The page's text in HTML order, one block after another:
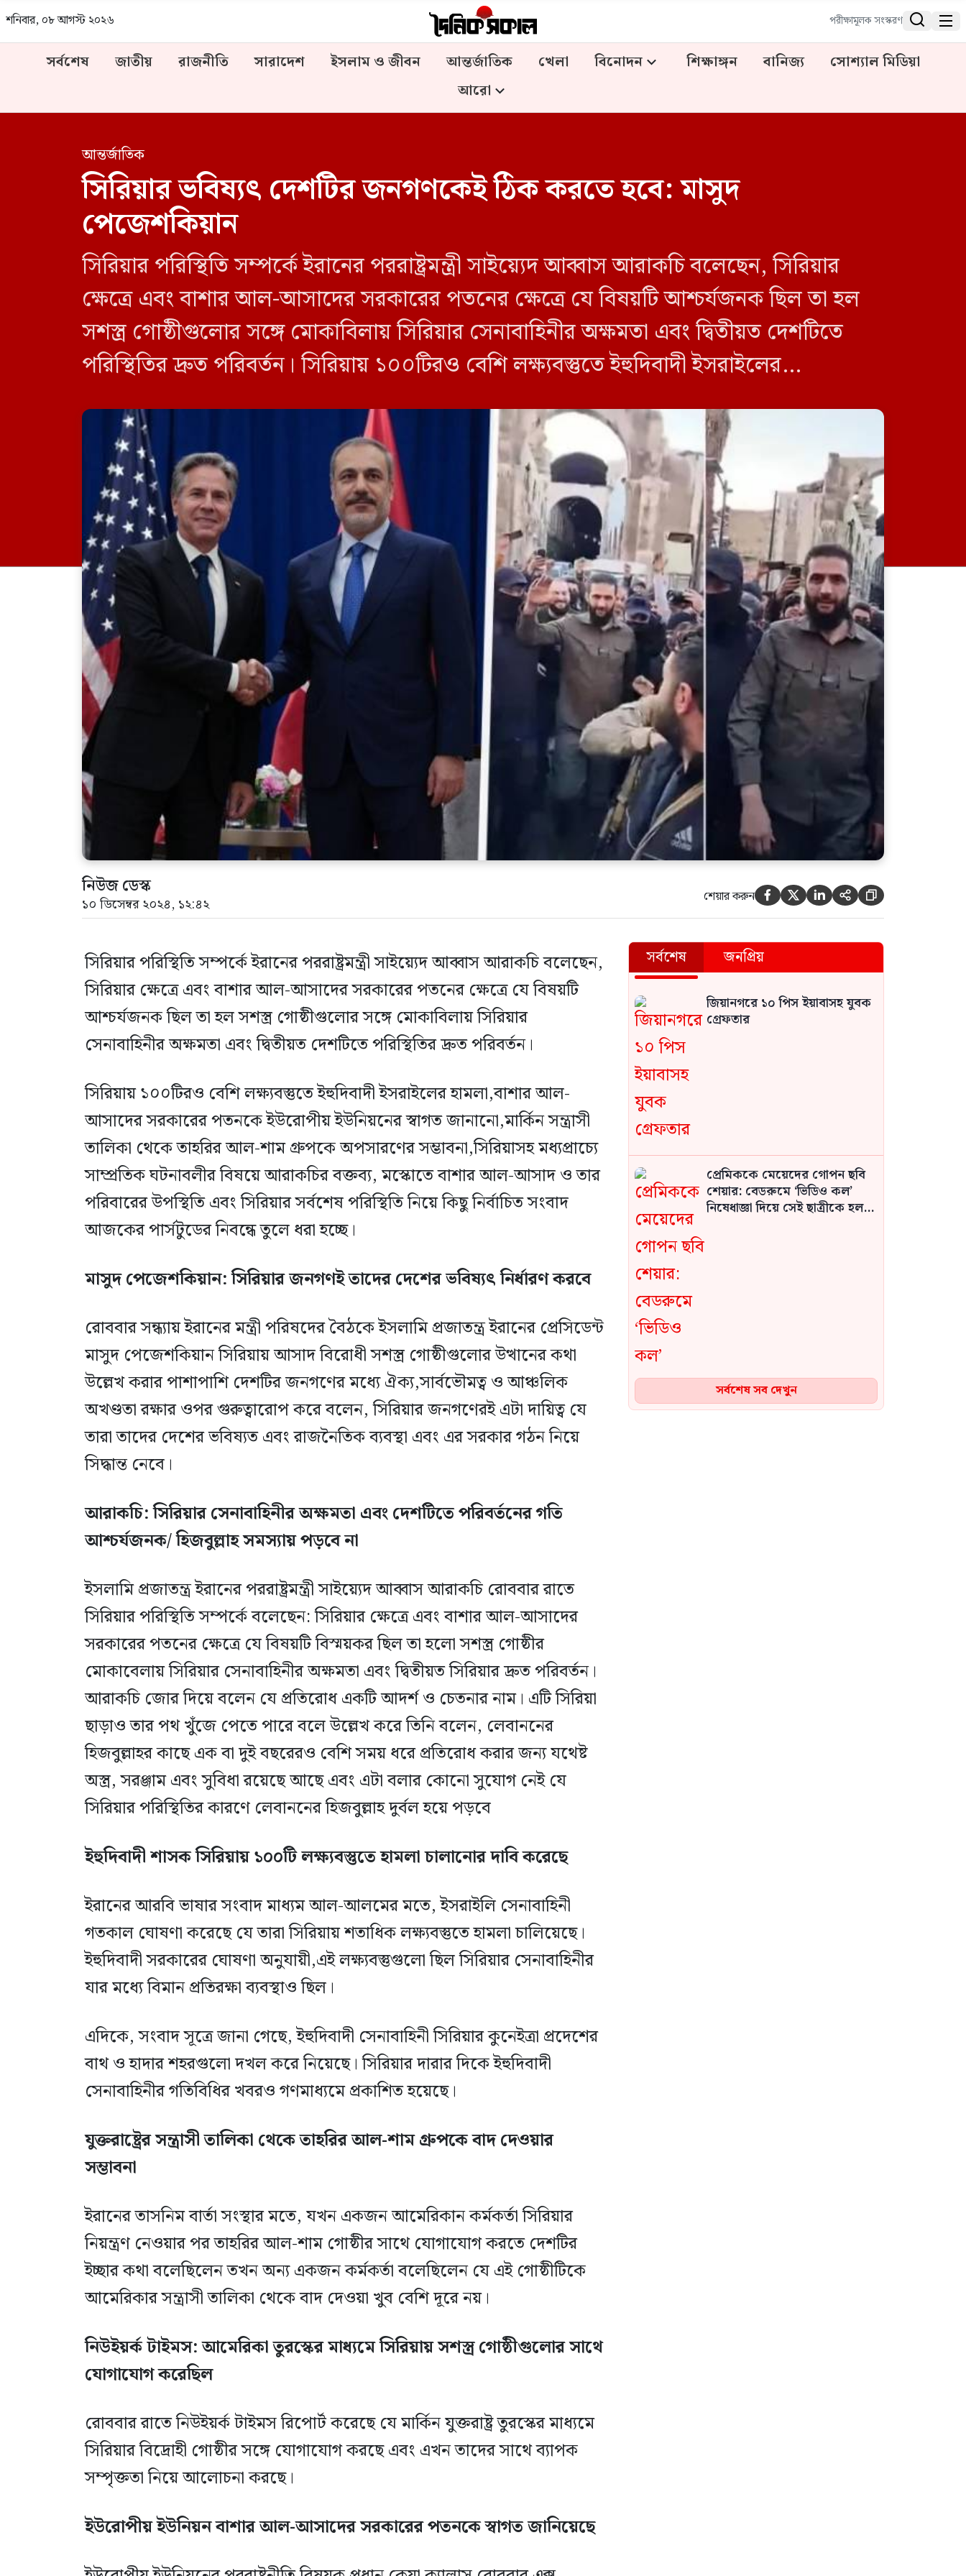
শনিবার, ০৮ আগস্ট ২০২৬ পরীক্ষামূলক সংস্করণ  
সর্বশেষ জাতীয় রাজনীতি সারাদেশ ইসলাম ও জীবন আন্তর্জাতিক খেলা বিনোদন শিক্ষাঙ্গন বানিজ্য
সোশ্যাল মিডিয়া
আরো
আন্তর্জাতিক
সিরিয়ার ভবিষ্যৎ দেশটির জনগণকেই ঠিক করতে হবে: মাসুদ
পেজেশকিয়ান
সিরিয়ার পরিস্থিতি সম্পর্কে ইরানের পররাষ্ট্রমন্ত্রী সাইয়্যেদ আব্বাস আরাকচি বলেছেন, সিরিয়ার
ক্ষেত্রে এবং বাশার আল-আসাদের সরকারের পতনের ক্ষেত্রে যে বিষয়টি আশ্চর্যজনক ছিল তা হল
সশস্ত্র গোষ্ঠীগুলোর সঙ্গে মোকাবিলায় সিরিয়ার সেনাবাহিনীর অক্ষমতা এবং দ্বিতীয়ত দেশটিতে
পরিস্থিতির দ্রুত পরিবর্তন। সিরিয়ায় ১০০টিরও বেশি লক্ষ্যবস্তুতে ইহুদিবাদী ইসরাইলের
সন্ত্রাসী তালিকা থেকে তাহরির আল-শাম […]
নিউজ ডেস্ক
১০ ডিসেম্বর ২০২৪, ১২:৪২ শেয়ার করুন     
সিরিয়ার পরিস্থিতি সম্পর্কে ইরানের পররাষ্ট্রমন্ত্রী সাইয়্যেদ আব্বাস আরাকচি বলেছেন,
সিরিয়ার ক্ষেত্রে এবং বাশার আল-আসাদের সরকারের পতনের ক্ষেত্রে যে বিষয়টি
আশ্চর্যজনক ছিল তা হল সশস্ত্র গোষ্ঠীগুলোর সঙ্গে মোকাবিলায় সিরিয়ার
সেনাবাহিনীর অক্ষমতা এবং দ্বিতীয়ত দেশটিতে পরিস্থিতির দ্রুত পরিবর্তন।
সিরিয়ায় ১০০টিরও বেশি লক্ষ্যবস্তুতে ইহুদিবাদী ইসরাইলের হামলা,বাশার আল-
আসাদের সরকারের পতনকে ইউরোপীয় ইউনিয়নের স্বাগত জানানো,মার্কিন সন্ত্রাসী
তালিকা থেকে তাহরির আল-শাম গ্রুপকে অপসারণের সম্ভাবনা,সিরিয়াসহ মধ্যপ্রাচ্যে
সাম্প্রতিক ঘটনাবলীর বিষয়ে আরাকচির বক্তব্য, মস্কোতে বাশার আল-আসাদ ও তার
পরিবারের উপস্থিতি এবং সিরিয়ার সর্বশেষ পরিস্থিতি নিয়ে কিছু নির্বাচিত সংবাদ
আজকের পার্সটুডের নিবন্ধে তুলে ধরা হচ্ছে।
মাসুদ পেজেশকিয়ান: সিরিয়ার জনগণই তাদের দেশের ভবিষ্যৎ নির্ধারণ করবে
রোববার সন্ধ্যায় ইরানের মন্ত্রী পরিষদের বৈঠকে ইসলামি প্রজাতন্ত্র ইরানের প্রেসিডেন্ট
মাসুদ পেজেশকিয়ান সিরিয়ায় আসাদ বিরোধী সশস্ত্র গোষ্ঠীগুলোর উত্থানের কথা
উল্লেখ করার পাশাপাশি দেশটির জনগণের মধ্যে ঐক্য,সার্বভৌমত্ব ও আঞ্চলিক
অখণ্ডতা রক্ষার ওপর গুরুত্বারোপ করে বলেন, সিরিয়ার জনগণেরই এটা দায়িত্ব যে
তারা তাদের দেশের ভবিষ্যত এবং রাজনৈতিক ব্যবস্থা এবং এর সরকার গঠন নিয়ে
সিদ্ধান্ত নেবে।
আরাকচি: সিরিয়ার সেনাবাহিনীর অক্ষমতা এবং দেশটিতে পরিবর্তনের গতি
আশ্চর্যজনক/ হিজবুল্লাহ সমস্যায় পড়বে না
ইসলামি প্রজাতন্ত্র ইরানের পররাষ্ট্রমন্ত্রী সাইয়্যেদ আব্বাস আরাকচি রোববার রাতে
সিরিয়ার পরিস্থিতি সম্পর্কে বলেছেন: সিরিয়ার ক্ষেত্রে এবং বাশার আল-আসাদের
সরকারের পতনের ক্ষেত্রে যে বিষয়টি বিস্ময়কর ছিল তা হলো সশস্ত্র গোষ্ঠীর
মোকাবেলায় সিরিয়ার সেনাবাহিনীর অক্ষমতা এবং দ্বিতীয়ত সিরিয়ার দ্রুত পরিবর্তন।
আরাকচি জোর দিয়ে বলেন যে প্রতিরোধ একটি আদর্শ ও চেতনার নাম। এটি সিরিয়া
ছাড়াও তার পথ খুঁজে পেতে পারে বলে উল্লেখ করে তিনি বলেন, লেবাননের
হিজবুল্লাহর কাছে এক বা দুই বছরেরও বেশি সময় ধরে প্রতিরোধ করার জন্য যথেষ্ট
অস্ত্র, সরঞ্জাম এবং সুবিধা রয়েছে আছে এবং এটা বলার কোনো সুযোগ নেই যে
সিরিয়ার পরিস্থিতির কারণে লেবাননের হিজবুল্লাহ দুর্বল হয়ে পড়বে
ইহুদিবাদী শাসক সিরিয়ায় ১০০টি লক্ষ্যবস্তুতে হামলা চালানোর দাবি করেছে
ইরানের আরবি ভাষার সংবাদ মাধ্যম আল-আলমের মতে, ইসরাইলি সেনাবাহিনী
গতকাল ঘোষণা করেছে যে তারা সিরিয়ায় শতাধিক লক্ষ্যবস্তুতে হামলা চালিয়েছে।
ইহুদিবাদী সরকারের ঘোষণা অনুযায়ী,এই লক্ষ্যবস্তুগুলো ছিল সিরিয়ার সেনাবাহিনীর
যার মধ্যে বিমান প্রতিরক্ষা ব্যবস্থাও ছিল।
এদিকে, সংবাদ সূত্রে জানা গেছে, ইহুদিবাদী সেনাবাহিনী সিরিয়ার কুনেইত্রা প্রদেশের
বাথ ও হাদার শহরগুলো দখল করে নিয়েছে। সিরিয়ার দারার দিকে ইহুদিবাদী
সেনাবাহিনীর গতিবিধির খবরও গণমাধ্যমে প্রকাশিত হয়েছে।
যুক্তরাষ্ট্রের সন্ত্রাসী তালিকা থেকে তাহরির আল-শাম গ্রুপকে বাদ দেওয়ার
সম্ভাবনা
ইরানের তাসনিম বার্তা সংস্থার মতে, যখন একজন আমেরিকান কর্মকর্তা সিরিয়ার
নিয়ন্ত্রণ নেওয়ার পর তাহরির আল-শাম গোষ্ঠীর সাথে যোগাযোগ করতে দেশটির
ইচ্ছার কথা বলেছিলেন তখন অন্য একজন কর্মকর্তা বলেছিলেন যে এই গোষ্ঠীটিকে
আমেরিকার সন্ত্রাসী তালিকা থেকে বাদ দেওয়া খুব বেশি দূরে নয়।
নিউইয়র্ক টাইমস: আমেরিকা তুরস্কের মাধ্যমে সিরিয়ায় সশস্ত্র গোষ্ঠীগুলোর সাথে
যোগাযোগ করেছিল
রোববার রাতে নিউইয়র্ক টাইমস রিপোর্ট করেছে যে মার্কিন যুক্তরাষ্ট্র তুরস্কের মাধ্যমে
সিরিয়ার বিদ্রোহী গোষ্ঠীর সঙ্গে যোগাযোগ করছে এবং এখন তাদের সাথে ব্যাপক
সম্পৃক্ততা নিয়ে আলোচনা করছে।
ইউরোপীয় ইউনিয়ন বাশার আল-আসাদের সরকারের পতনকে স্বাগত জানিয়েছে
সর্বশেষ জনপ্রিয়
জিয়ানগরে ১০ পিস ইয়াবাসহ যুবক
গ্রেফতার
প্রেমিককে মেয়েদের গোপন ছবি
শেয়ার: বেডরুমে ‘ভিডিও কল’
নিষেধাজ্ঞা দিয়ে সেই ছাত্রীকে হল
সর্বশেষ সব দেখুন